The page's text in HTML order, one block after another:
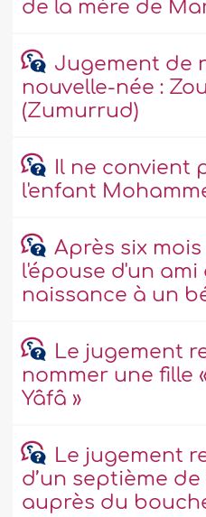
de la mère de
Jugement de
nouvelle-née :
(Zumurrud)
Il ne convient
l'enfant
Après six
l'épouse d'un ami
naissance à un
Le jugement
nommer une fille
Yâfâ »
Le jugement
d’un septième
auprès du